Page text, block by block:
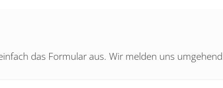
das Formular aus. Wir melden uns